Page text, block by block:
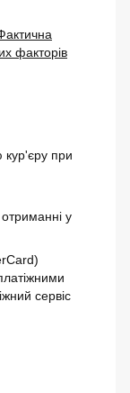
факторів
кур'єру при
у
сервіс